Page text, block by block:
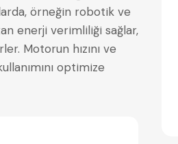
örneğin robotik ve
enerji verimliliği sağlar,
Motorun hızını ve
optimize